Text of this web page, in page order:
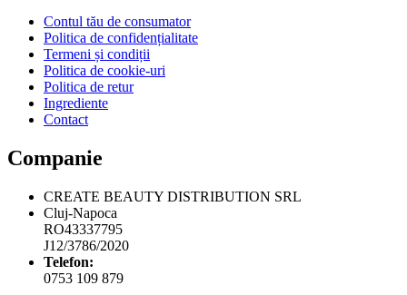
Contul tău de consumator
Politica de confidențialitate
Termeni și condiții
Politica de cookie-uri
Politica de retur
Ingrediente
Contact
Companie
CREATE BEAUTY DISTRIBUTION SRL
Cluj-Napoca
RO43337795
J12/3786/2020
Telefon:
0753 109 879